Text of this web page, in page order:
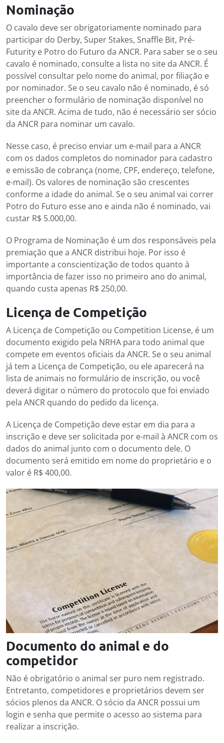
Nominação
O cavalo deve ser obrigatoriamente nominado para
participar do Derby, Super Stakes, Snaffle Bit, Pré-
Futurity e Potro do Futuro da ANCR. Para saber se o seu
cavalo é nominado, consulte a lista no site da ANCR. É
possível consultar pelo nome do animal, por filiação e
por nominador. Se o seu cavalo não é nominado, é só
preencher o formulário de nominação disponível no
site da ANCR. Acima de tudo, não é necessário ser sócio
da ANCR para nominar um cavalo.
Nesse caso, é preciso enviar um e-mail para a ANCR
com os dados completos do nominador para cadastro
e emissão de cobrança (nome, CPF, endereço, telefone,
e-mail). Os valores de nominação são crescentes
conforme a idade do animal. Se o seu animal vai correr
Potro do Futuro esse ano e ainda não é nominado, vai
custar R$ 5.000,00.
O Programa de Nominação é um dos responsáveis pela
premiação que a ANCR distribui hoje. Por isso é
importante a conscientização de todos quanto à
importância de fazer isso no primeiro ano do animal,
quando custa apenas R$ 250,00.
Licença de Competição
A Licença de Competição ou Competition License, é um
documento exigido pela NRHA para todo animal que
compete em eventos oficiais da ANCR. Se o seu animal
já tem a Licença de Competição, ou ele aparecerá na
lista de animais no formulário de inscrição, ou você
deverá digitar o número do protocolo que foi enviado
pela ANCR quando do pedido da licença.
A Licença de Competição deve estar em dia para a
inscrição e deve ser solicitada por e-mail à ANCR com os
dados do animal junto com o documento dele. O
documento será emitido em nome do proprietário e o
valor é R$ 400,00.
Documento do animal e do
competidor
Não é obrigatório o animal ser puro nem registrado.
Entretanto, competidores e proprietários devem ser
sócios plenos da ANCR. O sócio da ANCR possui um
login e senha que permite o acesso ao sistema para
realizar a inscrição.